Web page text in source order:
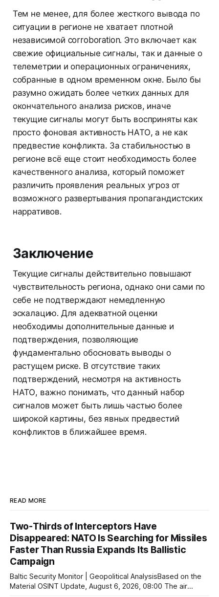
Тем не менее, для более жесткого вывода по
ситуации в регионе не хватает плотной
независимой corroboration. Это включает как
свежие официальные сигналы, так и данные о
телеметрии и операционных ограничениях,
собранные в одном временном окне. Было бы
разумно ожидать более четких данных для
окончательного анализа рисков, иначе
текущие сигналы могут быть восприняты как
просто фоновая активность НАТО, а не как
предвестие конфликта. За стабильностью в
регионе всё еще стоит необходимость более
качественного анализа, который поможет
различить проявления реальных угроз от
возможного развертывания пропагандистских
нарративов.
Заключение
Текущие сигналы действительно повышают
чувствительность региона, однако они сами по
себе не подтверждают немедленную
эскалацию. Для адекватной оценки
необходимы дополнительные данные и
подтверждения, позволяющие
фундаментально обосновать выводы о
растущем риске. В отсутствие таких
подтверждений, несмотря на активность
НАТО, важно понимать, что данный набор
сигналов может быть лишь частью более
широкой картины, без явных предвестий
конфликтов в ближайшее время.
READ MORE
Two-Thirds of Interceptors Have
Disappeared: NATO Is Searching for Missiles
Faster Than Russia Expands Its Ballistic
Campaign
Baltic Security Monitor | Geopolitical AnalysisBased on the
Material OSINT Update, August 6, 2026, 08:00 The air